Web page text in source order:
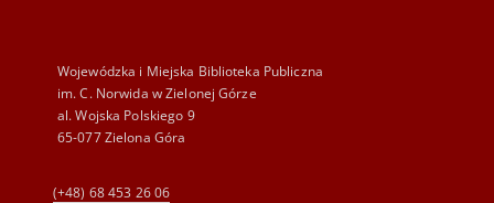
Wojewódzka i Miejska Biblioteka Publiczna
im. C. Norwida w Zielonej Górze
al. Wojska Polskiego 9
65-077 Zielona Góra
(+48) 68 453 26 06